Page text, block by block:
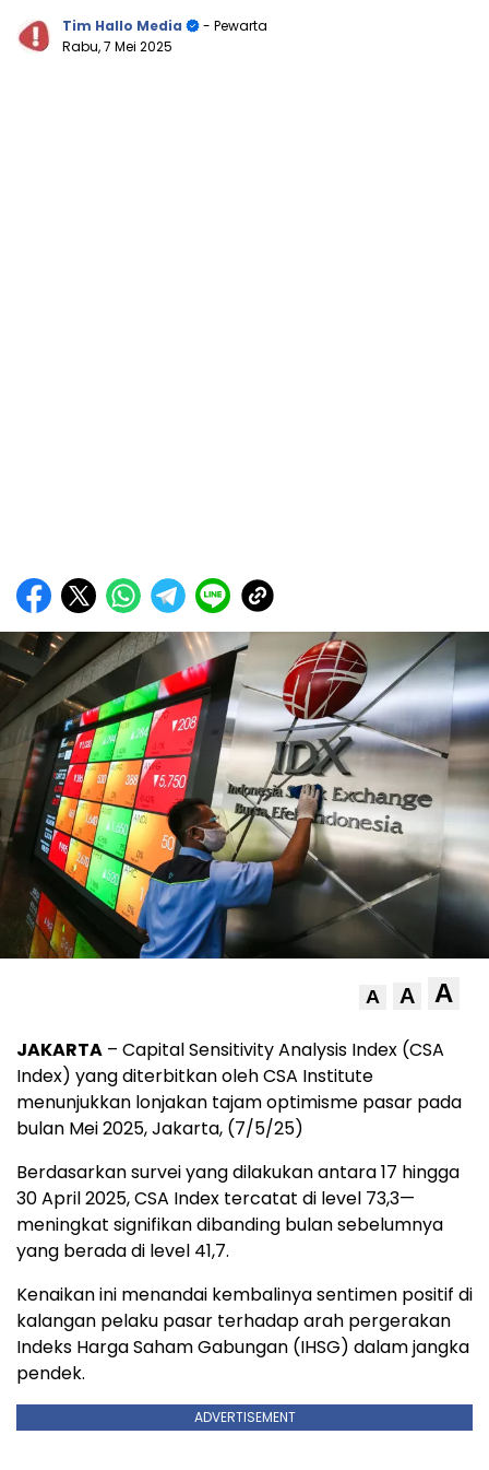
Tim Hallo Media
- Pewarta
Rabu, 7 Mei 2025
A A A
JAKARTA – CapitalSensitivityAnalysis Index (CSA
Index) yangditerbitkanolehCSA Institute
menunjukkan lonjakan tajamoptimisme pasar pada
bulan Mei2025, Jakarta, (7/5/25)
Berdasarkansurveiyangdilakukanantara17 hingga
30April2025,CSA Index tercatat di level 73,3—
meningkat signifikandibanding bulansebelumnya
yang beradadi level 41,7.
Kenaikanini menandai kembalinyasentimen positif di
kalangan pelaku pasar terhadaparah pergerakan
Indeks HargaSahamGabungan (IHSG) dalamjangka
pendek.
ADVERTISEMENT